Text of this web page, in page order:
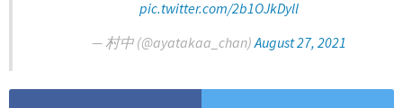
pic.twitter.com/2b1OJkDyll
— 村中 (@ayatakaa_chan)August 27, 2021